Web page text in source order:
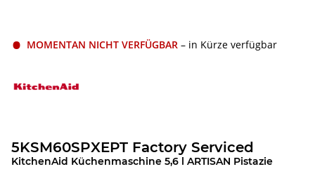
MOMENTAN NICHT VERFÜGBAR – in Kürze verfügbar
5KSM60SPXEPT Factory Serviced
KitchenAid Küchenmaschine 5,6 l ARTISAN Pistazie